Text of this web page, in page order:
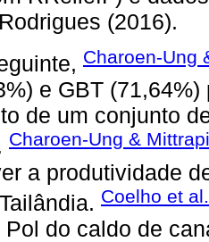
(2016).
Charoen-Ung
e GBT
de um conjunto
Charoen-Ung &
a produtividade
Coelho et
Pol do caldo de